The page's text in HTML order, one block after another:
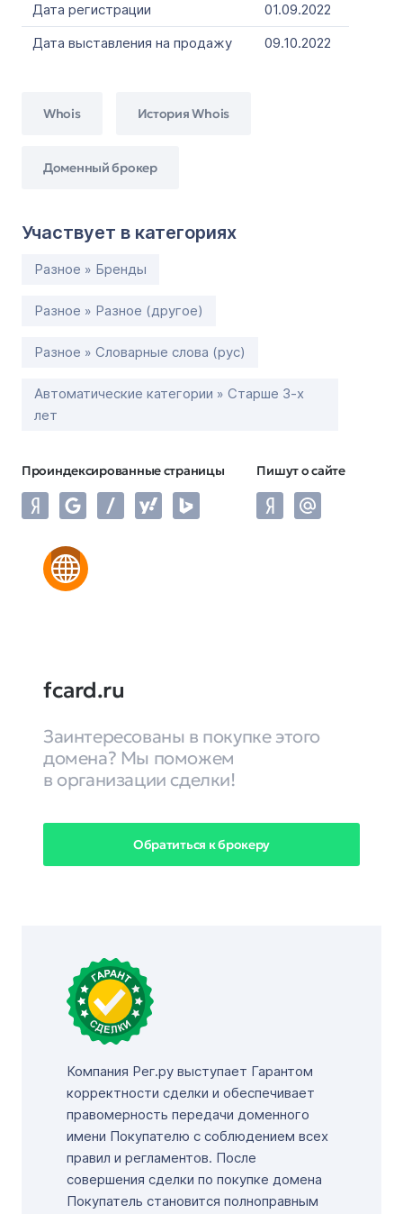
Дата регистрации
01.09.2022
Дата выставления на продажу
09.10.2022
Whois История Whois
Доменный брокер
Участвует в категориях
Разное » Бренды
Разное » Разное (другое)
Разное » Словарные слова (рус)
Автоматические категории » Старше 3-х
лет
Проиндексированные страницы Пишут о сайте
fcard.ru
Заинтересованы в покупке этого
домена? Мы поможем
в организации сделки!
Обратиться к брокеру
Компания Рег.ру выступает Гарантом
корректности сделки и обеспечивает
правомерность передачи доменного
имени Покупателю с соблюдением всех
правил и регламентов. После
совершения сделки по покупке домена
Покупатель становится полноправным